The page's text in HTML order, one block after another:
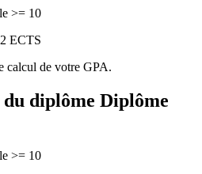
>= 10
ECTS
calcul de votre GPA.
diplôme Diplôme
>= 10